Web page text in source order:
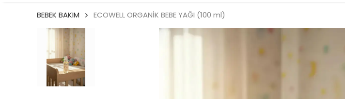
BEBEK BAKIM ECOWELL ORGANİK BEBE YAĞI (100 ml)